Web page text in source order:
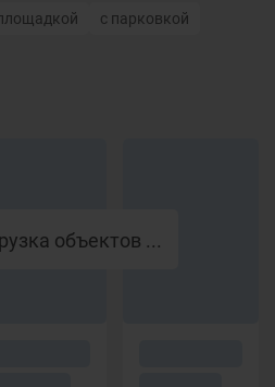
с парковкой
объектов ...